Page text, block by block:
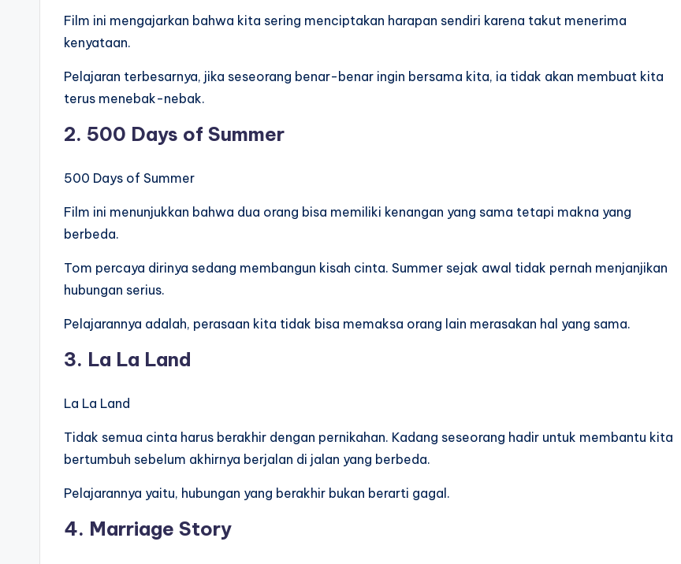
Film ini mengajarkan bahwa kita sering menciptakan harapan sendiri karena takut menerima
kenyataan.
Pelajaran terbesarnya, jika seseorang benar-benar ingin bersama kita, ia tidak akan membuat kita
terus menebak-nebak.
2. 500 Days of Summer
500 Days of Summer
Film ini menunjukkan bahwa dua orang bisa memiliki kenangan yang sama tetapi makna yang
berbeda.
Tom percaya dirinya sedang membangun kisah cinta. Summer sejak awal tidak pernah menjanjikan
hubungan serius.
Pelajarannya adalah, perasaan kita tidak bisa memaksa orang lain merasakan hal yang sama.
3. La La Land
La La Land
Tidak semua cinta harus berakhir dengan pernikahan. Kadang seseorang hadir untuk membantu kita
bertumbuh sebelum akhirnya berjalan di jalan yang berbeda.
Pelajarannya yaitu, hubungan yang berakhir bukan berarti gagal.
4. Marriage Story